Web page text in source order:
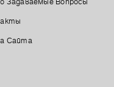
Сайта